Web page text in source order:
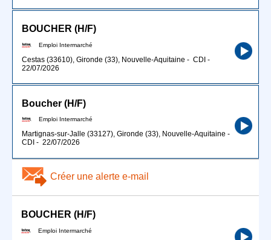
BOUCHER (H/F)
Emploi Intermarché
Cestas (33610), Gironde (33), Nouvelle-Aquitaine - CDI -
22/07/2026
Boucher (H/F)
Emploi Intermarché
Martignas-sur-Jalle (33127), Gironde (33), Nouvelle-Aquitaine -
CDI - 22/07/2026
Créer une alerte e-mail
BOUCHER (H/F)
Emploi Intermarché